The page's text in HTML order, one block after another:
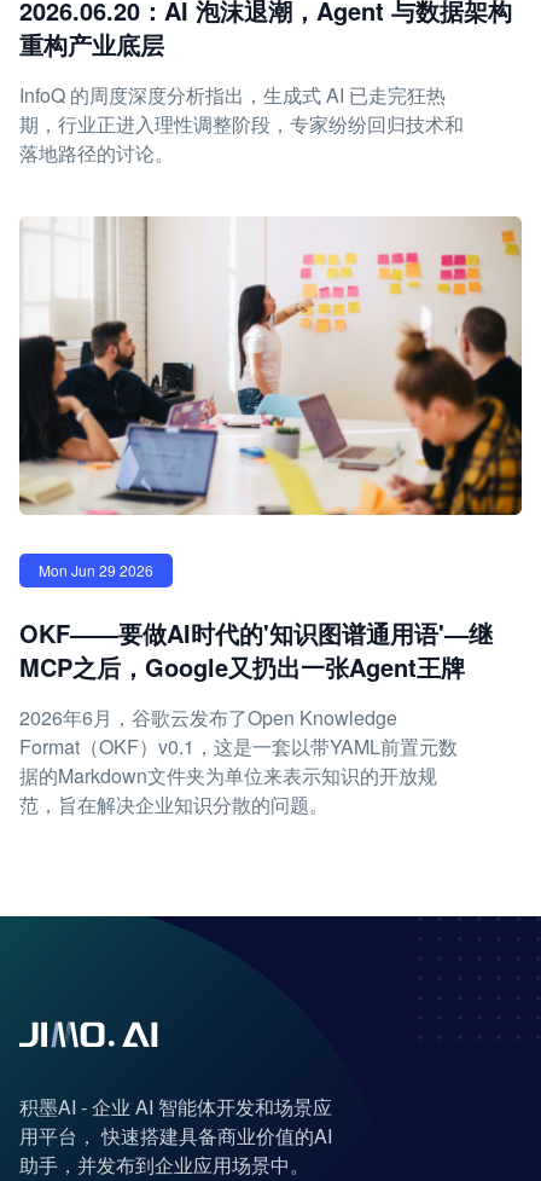
2026.06.20：AI 泡沫退潮，Agent 与数据架构
重构产业底层
InfoQ 的周度深度分析指出，生成式 AI 已走完狂热
期，行业正进入理性调整阶段，专家纷纷回归技术和
落地路径的讨论。
Mon Jun 29 2026
OKF——要做AI时代的'知识图谱通用语'—继
MCP之后，Google又扔出一张Agent王牌
2026年6月，谷歌云发布了Open Knowledge
Format（OKF）v0.1，这是一套以带YAML前置元数
据的Markdown文件夹为单位来表示知识的开放规
范，旨在解决企业知识分散的问题。
积墨AI - 企业 AI 智能体开发和场景应
用平台， 快速搭建具备商业价值的AI
助手，并发布到企业应用场景中。